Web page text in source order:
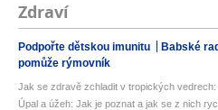
Zdraví
Podpořte dětskou imunitu Babské
pomůže rýmovník
Jak se zdravě zchladit v tropických vedrech:
Úpal a úžeh: Jak je poznat a jak se z nich